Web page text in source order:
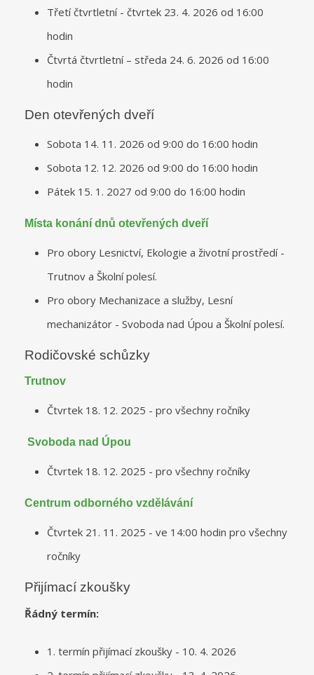
Třetí čtvrtletní - čtvrtek 23. 4. 2026 od 16:00
hodin
Čtvrtá čtvrtletní – středa 24. 6. 2026 od 16:00
hodin
Den otevřených dveří
Sobota 14. 11. 2026 od 9:00 do 16:00 hodin
Sobota 12. 12. 2026 od 9:00 do 16:00 hodin
Pátek 15. 1. 2027 od 9:00 do 16:00 hodin
Místa konání dnů otevřených dveří
Pro obory Lesnictví, Ekologie a životní prostředí -
Trutnov a Školní polesí.
Pro obory Mechanizace a služby, Lesní
mechanizátor - Svoboda nad Úpou a Školní polesí.
Rodičovské schůzky
Trutnov
Čtvrtek 18. 12. 2025 - pro všechny ročníky
Svoboda nad Úpou
Čtvrtek 18. 12. 2025 - pro všechny ročníky
Centrum odborného vzdělávání
Čtvrtek 21. 11. 2025 - ve 14:00 hodin pro všechny
ročníky
Přijímací zkoušky
Řádný termín:
1. termín přijímací zkoušky - 10. 4. 2026